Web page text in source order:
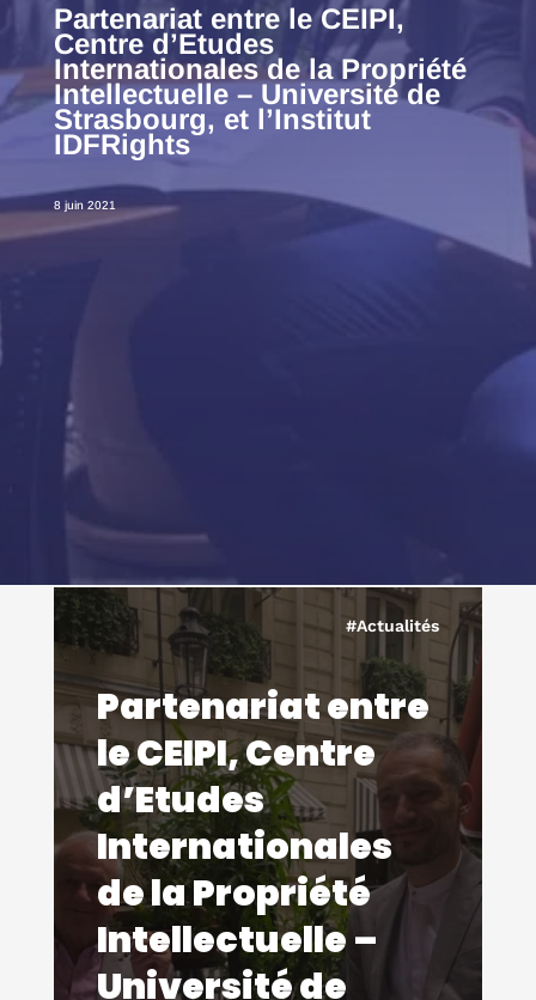
Partenariat entre le CEIPI,
Centre d’Etudes
Internationales de la Propriété
Intellectuelle – Université de
Strasbourg, et l’Institut
IDFRights
8 juin 2021
#Actualités
Partenariat entre
le CEIPI, Centre
d’Etudes
Internationales
de la Propriété
Intellectuelle –
Université de